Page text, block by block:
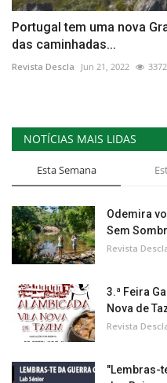
Portugal tem uma nova
das caminhadas...
Revista Descla Jun 21, 2022 3372
NOTÍCIAS MAIS LIDAS
Esta Semana
Odemira
Sem
Revista
3.ª Feira
Nova de
Revista
"Lembras-